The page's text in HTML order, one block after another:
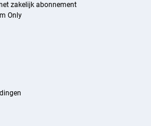
zakelijk abonnement
Only